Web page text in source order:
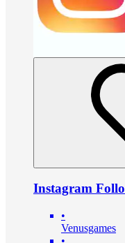
Instagram
•
Venusgames